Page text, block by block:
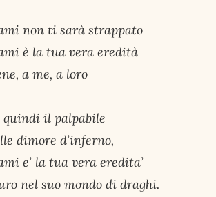
non ti sarà strappato
è la tua vera eredità
a me, a loro
il palpabile
dimore d’inferno,
e’ la tua vera eredita’
nel suo mondo di draghi.